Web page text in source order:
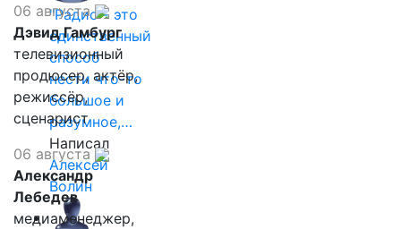
"Радио - это
единственный
способ
нести что-то
большое и
разумное,…
Написал
Алексей
Волин
06 августа
Дэвид Гамбург
телевизионный
продюсер, актёр,
режиссёр,
сценарист
06 августа
Александр
Лебедев
медиаменеджер,